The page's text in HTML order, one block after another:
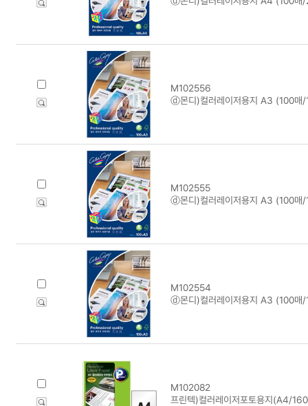
M102556
ⓓ몬디)컬러레이저용지 A3 (100매
M102555
ⓓ몬디)컬러레이저용지 A3 (100매
M102554
ⓓ몬디)컬러레이저용지 A3 (100매
M102082
프린텍)컬러레이저포토용지(A4/